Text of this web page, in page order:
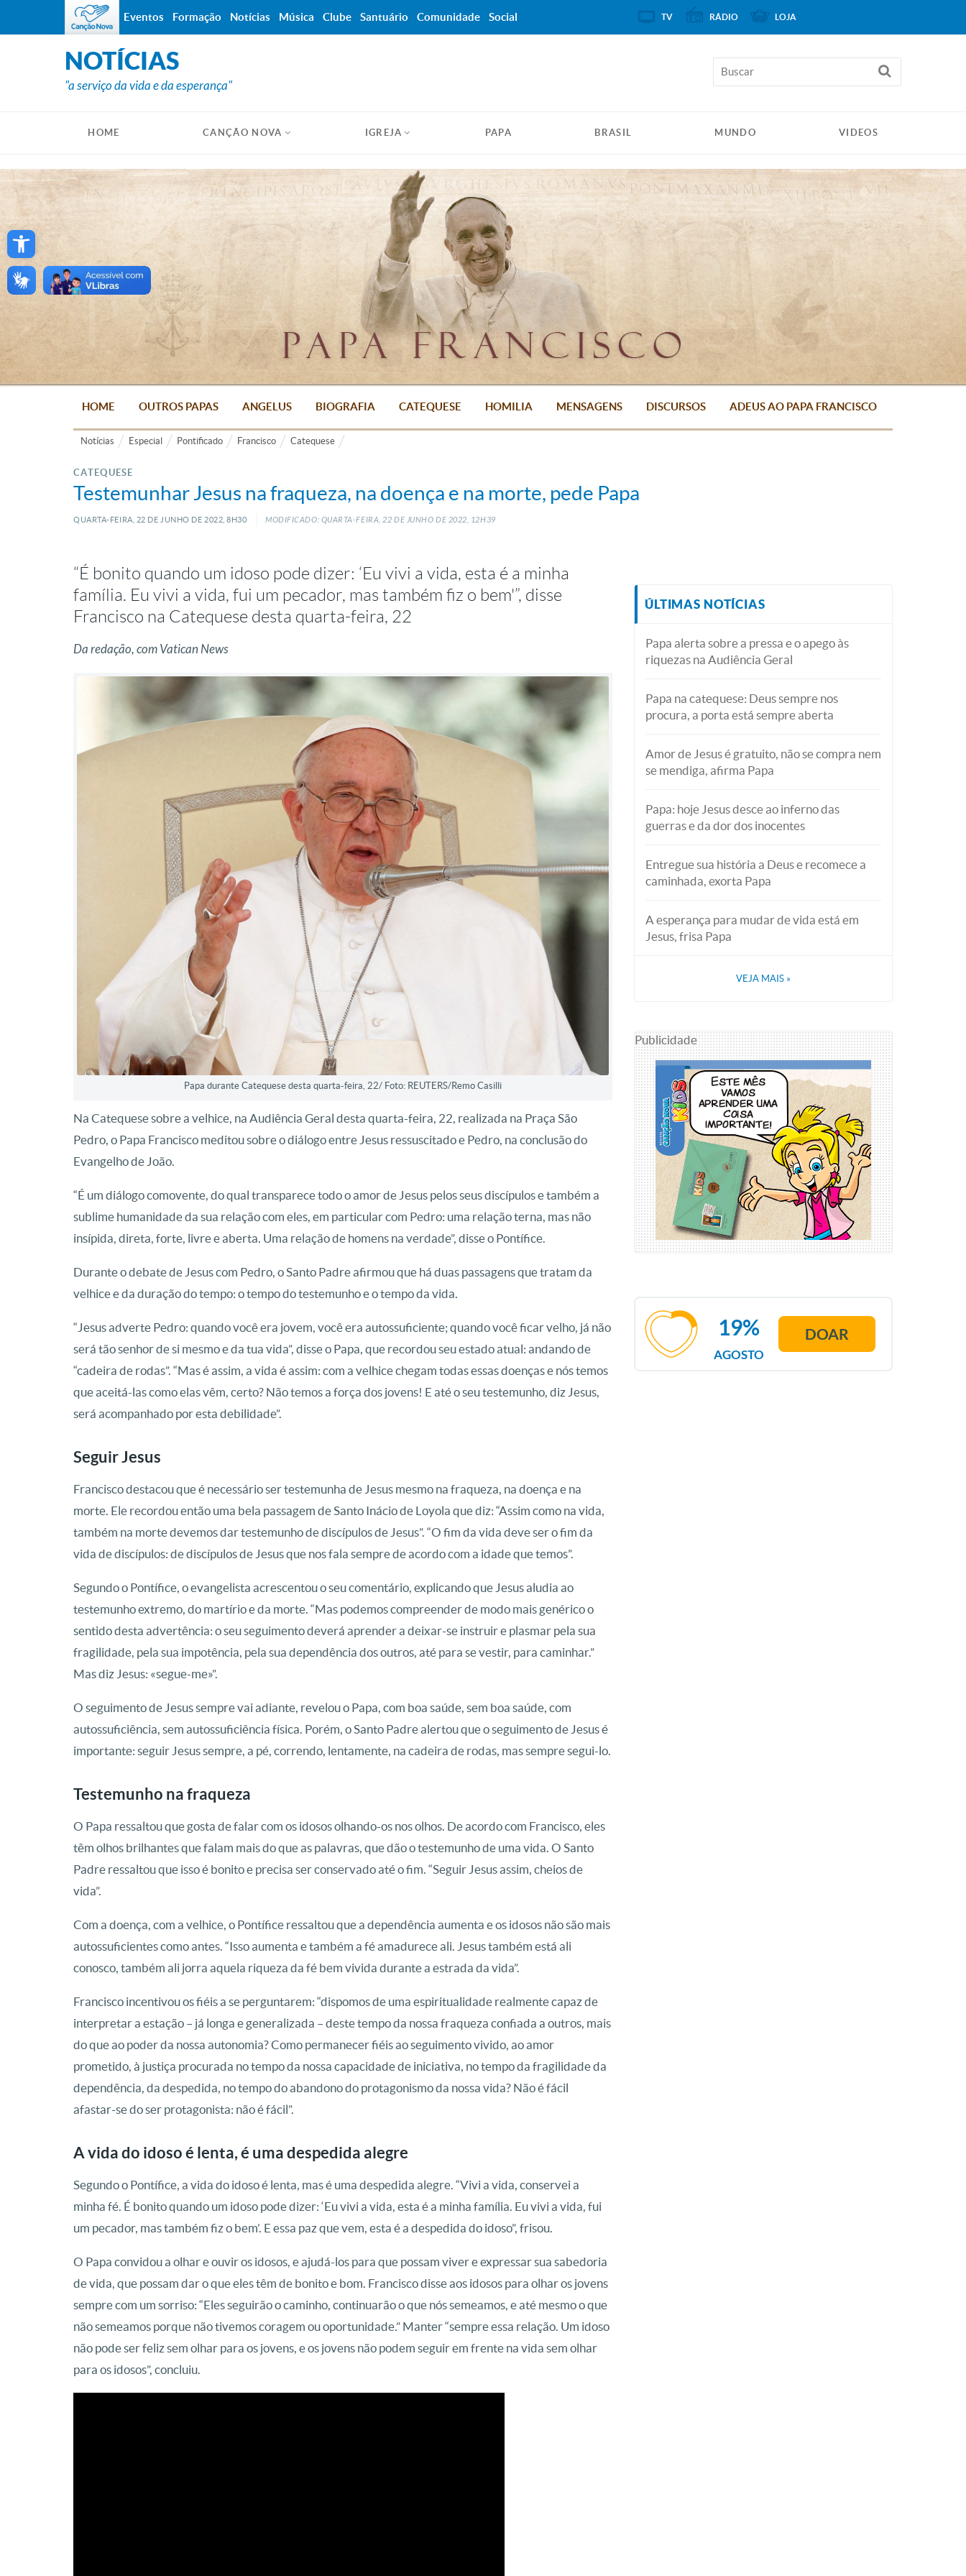
Open toolbar
NOTÍCIAS
"a serviço da vida e da esperança"
HOME CANÇÃO NOVA IGREJA PAPA BRASIL MUNDO VIDEOS
HOME OUTROS PAPAS ANGELUS BIOGRAFIA CATEQUESE HOMILIA MENSAGENS DISCURSOS ADEUS AO PAPA FRANCISCO
Notícias Especial Pontificado Francisco Catequese
CATEQUESE
Testemunhar Jesus na fraqueza, na doença e na morte, pede Papa
QUARTA-FEIRA, 22 DE JUNHO DE 2022, 8H30 MODIFICADO: QUARTA-FEIRA, 22 DE JUNHO DE 2022, 12H39
“É bonito quando um idoso pode dizer: ‘Eu vivi a vida, esta é a minha
família. Eu vivi a vida, fui um pecador, mas também fiz o bem'”, disse
Francisco na Catequese desta quarta-feira, 22
Da redação, com Vatican News
Papa durante Catequese desta quarta-feira, 22/ Foto: REUTERS/Remo Casilli
Na Catequese sobre a velhice, na Audiência Geral desta quarta-feira, 22, realizada na Praça São
Pedro, o Papa Francisco meditou sobre o diálogo entre Jesus ressuscitado e Pedro, na conclusão do
Evangelho de João.
“É um diálogo comovente, do qual transparece todo o amor de Jesus pelos seus discípulos e também a
sublime humanidade da sua relação com eles, em particular com Pedro: uma relação terna, mas não
insípida, direta, forte, livre e aberta. Uma relação de homens na verdade”, disse o Pontífice.
Durante o debate de Jesus com Pedro, o Santo Padre afirmou que há duas passagens que tratam da
velhice e da duração do tempo: o tempo do testemunho e o tempo da vida.
“Jesus adverte Pedro: quando você era jovem, você era autossuficiente; quando você ficar velho, já não
será tão senhor de si mesmo e da tua vida”, disse o Papa, que recordou seu estado atual: andando de
“cadeira de rodas”. “Mas é assim, a vida é assim: com a velhice chegam todas essas doenças e nós temos
que aceitá-las como elas vêm, certo? Não temos a força dos jovens! E até o seu testemunho, diz Jesus,
será acompanhado por esta debilidade”.
Seguir Jesus
Francisco destacou que é necessário ser testemunha de Jesus mesmo na fraqueza, na doença e na
morte. Ele recordou então uma bela passagem de Santo Inácio de Loyola que diz: “Assim como na vida,
também na morte devemos dar testemunho de discípulos de Jesus”. “O fim da vida deve ser o fim da
vida de discípulos: de discípulos de Jesus que nos fala sempre de acordo com a idade que temos”.
Segundo o Pontífice, o evangelista acrescentou o seu comentário, explicando que Jesus aludia ao
testemunho extremo, do martírio e da morte. “Mas podemos compreender de modo mais genérico o
sentido desta advertência: o seu seguimento deverá aprender a deixar-se instruir e plasmar pela sua
fragilidade, pela sua impotência, pela sua dependência dos outros, até para se vestir, para caminhar.”
Mas diz Jesus: «segue-me»”.
O seguimento de Jesus sempre vai adiante, revelou o Papa, com boa saúde, sem boa saúde, com
autossuficiência, sem autossuficiência física. Porém, o Santo Padre alertou que o seguimento de Jesus é
importante: seguir Jesus sempre, a pé, correndo, lentamente, na cadeira de rodas, mas sempre segui-lo.
Testemunho na fraqueza
O Papa ressaltou que gosta de falar com os idosos olhando-os nos olhos. De acordo com Francisco, eles
têm olhos brilhantes que falam mais do que as palavras, que dão o testemunho de uma vida. O Santo
Padre ressaltou que isso é bonito e precisa ser conservado até o fim. “Seguir Jesus assim, cheios de
vida”.
Com a doença, com a velhice, o Pontífice ressaltou que a dependência aumenta e os idosos não são mais
autossuficientes como antes. “Isso aumenta e também a fé amadurece ali. Jesus também está ali
conosco, também ali jorra aquela riqueza da fé bem vivida durante a estrada da vida”.
Francisco incentivou os fiéis a se perguntarem: “dispomos de uma espiritualidade realmente capaz de
interpretar a estação – já longa e generalizada – deste tempo da nossa fraqueza confiada a outros, mais
do que ao poder da nossa autonomia? Como permanecer fiéis ao seguimento vivido, ao amor
prometido, à justiça procurada no tempo da nossa capacidade de iniciativa, no tempo da fragilidade da
dependência, da despedida, no tempo do abandono do protagonismo da nossa vida? Não é fácil
afastar-se do ser protagonista: não é fácil”.
A vida do idoso é lenta, é uma despedida alegre
Segundo o Pontífice, a vida do idoso é lenta, mas é uma despedida alegre. “Vivi a vida, conservei a
minha fé. É bonito quando um idoso pode dizer: ‘Eu vivi a vida, esta é a minha família. Eu vivi a vida, fui
um pecador, mas também fiz o bem’. E essa paz que vem, esta é a despedida do idoso”, frisou.
O Papa convidou a olhar e ouvir os idosos, e ajudá-los para que possam viver e expressar sua sabedoria
de vida, que possam dar o que eles têm de bonito e bom. Francisco disse aos idosos para olhar os jovens
sempre com um sorriso: “Eles seguirão o caminho, continuarão o que nós semeamos, e até mesmo o que
não semeamos porque não tivemos coragem ou oportunidade.” Manter “sempre essa relação. Um idoso
não pode ser feliz sem olhar para os jovens, e os jovens não podem seguir em frente na vida sem olhar
para os idosos”, concluiu.
ÚLTIMAS NOTÍCIAS
Papa alerta sobre a pressa e o apego às
riquezas na Audiência Geral
Papa na catequese: Deus sempre nos
procura, a porta está sempre aberta
Amor de Jesus é gratuito, não se compra nem
se mendiga, afirma Papa
Papa: hoje Jesus desce ao inferno das
guerras e da dor dos inocentes
Entregue sua história a Deus e recomece a
caminhada, exorta Papa
A esperança para mudar de vida está em
Jesus, frisa Papa
VEJA MAIS »
Publicidade
AGOSTO
19% DOAR
Eventos Formação Notícias Música Clube Santuário Comunidade Social TV RÁDIO LOJA